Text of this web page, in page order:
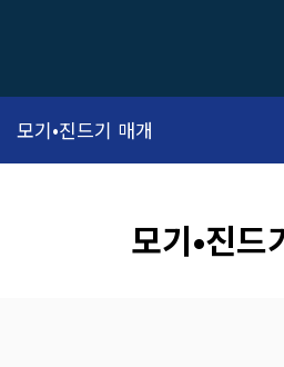
모기•진드기 매개
모기•진드